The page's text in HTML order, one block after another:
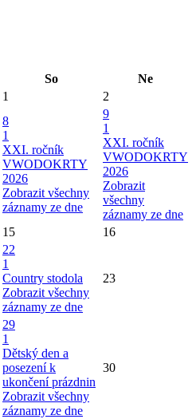
So
Ne
1 2
8
1
XXI. ročník
VWODOKRTY
2026
Zobrazit všechny
záznamy ze dne
9
1
XXI. ročník
VWODOKRTY
2026
Zobrazit
všechny
záznamy ze dne
15 16
22
1
Country stodola
Zobrazit všechny
záznamy ze dne
23
29
1
Dětský den a
posezení k
ukončení prázdnin
Zobrazit všechny
záznamy ze dne
30